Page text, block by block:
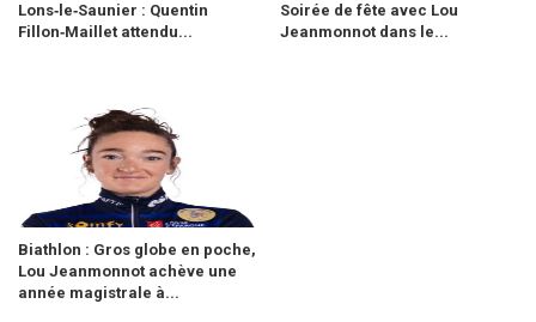
Lons‑le‑Saunier : Quentin
Fillon‑Maillet attendu...
Soirée de fête avec Lou
Jeanmonnot dans le...
Biathlon : Gros globe en poche,
Lou Jeanmonnot achève une
année magistrale à...